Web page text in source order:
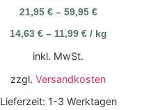
21,95 €– 59,95 €
14,63 €– 11,99 €/ kg
inkl. MwSt.
zzgl.Versandkosten
Lieferzeit: 1-3 Werktagen